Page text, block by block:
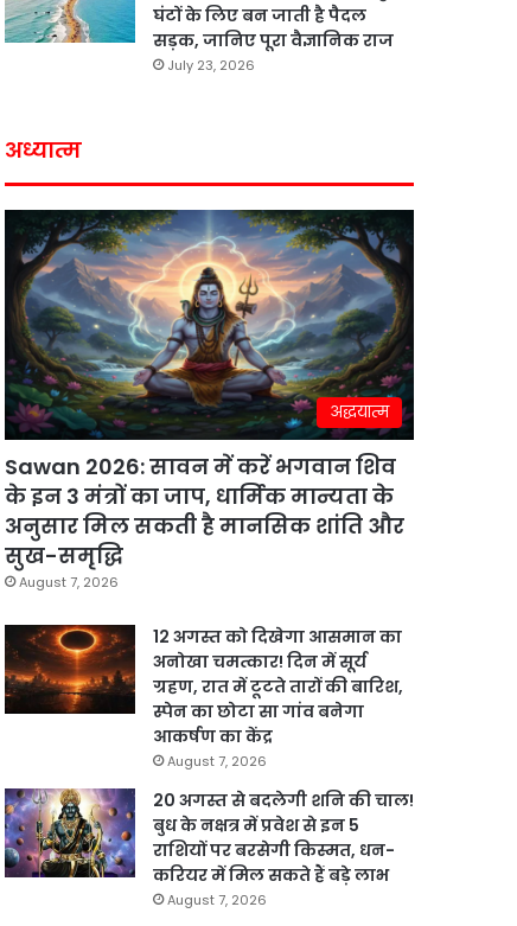
घंटों के लिए बन जाती है पैदल
सड़क, जानिए पूरा वैज्ञानिक राज
July 23, 2026
अध्यात्म
अद्धयात्म
Sawan 2026: सावन में करें भगवान शिव
के इन 3 मंत्रों का जाप, धार्मिक मान्यता के
अनुसार मिल सकती है मानसिक शांति और
सुख-समृद्धि
August 7, 2026
12 अगस्त को दिखेगा आसमान का
अनोखा चमत्कार! दिन में सूर्य
ग्रहण, रात में टूटते तारों की बारिश,
स्पेन का छोटा सा गांव बनेगा
आकर्षण का केंद्र
August 7, 2026
20 अगस्त से बदलेगी शनि की चाल!
बुध के नक्षत्र में प्रवेश से इन 5
राशियों पर बरसेगी किस्मत, धन-
करियर में मिल सकते हैं बड़े लाभ
August 7, 2026